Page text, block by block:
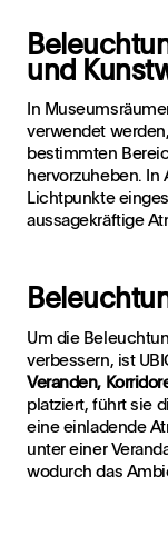
und
In
verwendet
bestimmten
hervorzuheben.
Lichtpunkte
aussagekräftige
Um die
verbessern, ist
Veranden,
platziert, führt sie
eine einladende
unter einer
wodurch das